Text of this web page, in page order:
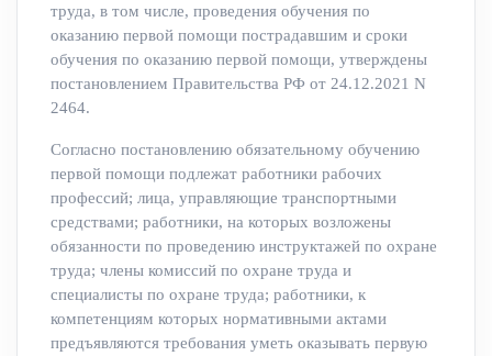
труда, в том числе, проведения обучения по
оказанию первой помощи пострадавшим и сроки
обучения по оказанию первой помощи, утверждены
постановлением Правительства РФ от 24.12.2021 N
2464.
Согласно постановлению обязательному обучению
первой помощи подлежат работники рабочих
профессий; лица, управляющие транспортными
средствами; работники, на которых возложены
обязанности по проведению инструктажей по охране
труда; члены комиссий по охране труда и
специалисты по охране труда; работники, к
компетенциям которых нормативными актами
предъявляются требования уметь оказывать первую